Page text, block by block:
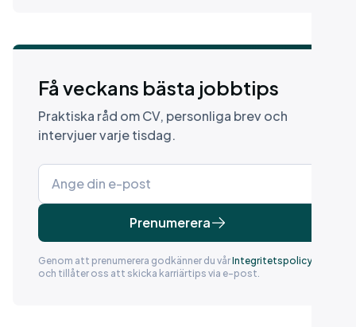
Få veckans bästa jobbtips
Praktiska råd om CV, personliga brev och
intervjuer varje tisdag.
Prenumerera
Genom att prenumerera godkänner du vårIntegritetspolicy
och tillåter oss att skicka karriärtips via e-post.